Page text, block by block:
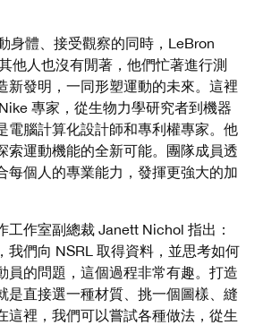
身體、接受觀察的同時，LeBron
他人也沒有閒著，他們忙著進行測
新發明，一同形塑運動的未來。這裡
專家，從生物力學研究者到機器
電腦計算化設計師和專利權專家。他
索運動機能的全新可能。團隊成員透
每個人的專業能力，發揮更強大的加
工作室副總裁 Janett Nichol 指出：
我們向 NSRL 取得資料，並思考如何
員的問題，這個過程非常有趣。打造
是直接選一種材質、挑一個圖樣、縫
這裡，我們可以嘗試各種做法，從生